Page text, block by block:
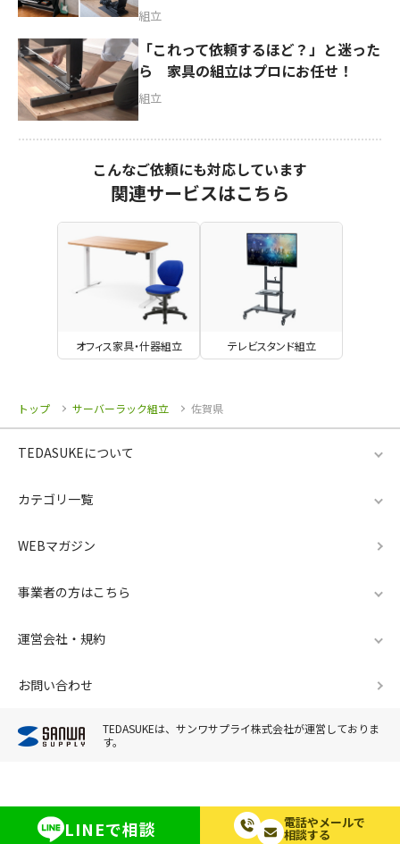
組立
「これって依頼するほど？」と迷った
ら 家具の組立はプロにお任せ！
組立
こんなご依頼にも対応しています
関連サービスはこちら
オフィス家具・什器組立 テレビスタンド組立
トップ サーバーラック組立 佐賀県
LINEで相談 電話やメールで
相談する
TEDASUKEについて
カテゴリ一覧
WEBマガジン
事業者の方はこちら
運営会社・規約
お問い合わせ
TEDASUKEは、サンワサプライ株式会社が運営しておりま
す。